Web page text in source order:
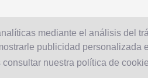
mediante el análisis del
publicidad personalizada
nuestra política de